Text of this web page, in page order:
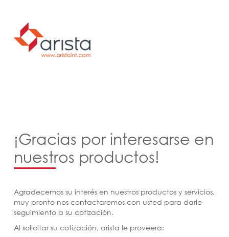
¡Gracias por interesarse en
nuestros productos!
Agradecemos su interés en nuestros productos y servicios,
muy pronto nos contactaremos con usted para darle
seguimiento a su cotización.
Al solicitar su cotización, arista le proveera: